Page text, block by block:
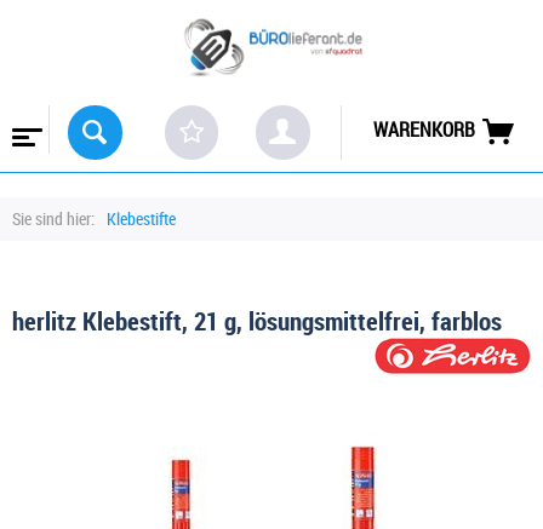
WARENKORB
Sie sind hier: Klebestifte
herlitz Klebestift, 21 g, lösungsmittelfrei, farblos